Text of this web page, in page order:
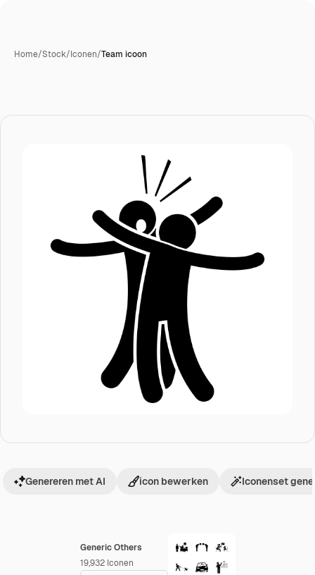
Home/Stock/Iconen/Team icoon
Generic Others
19,932 Iconen
Genereren met AI icon bewerken Iconenset